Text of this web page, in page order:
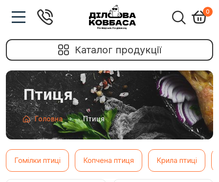
0
Каталог продукції
Птиця
Головна Птиця
Гомілки птиці Копчена птиця Крила птиці